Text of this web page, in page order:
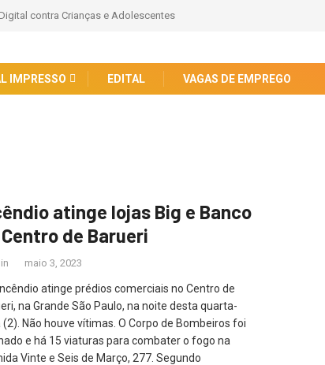
contra Crianças e Adolescentes
IMPRESSO EDITAL VAGAS DE EMPREGO
atinge lojas Big e Banco
de Barueri
maio 3, 2023
atinge prédios comerciais no Centro de
na Grande São Paulo, na noite desta quarta-
Não houve vítimas. O Corpo de Bombeiros foi
e há 15 viaturas para combater o fogo na
Vinte e Seis de Março, 277. Segundo